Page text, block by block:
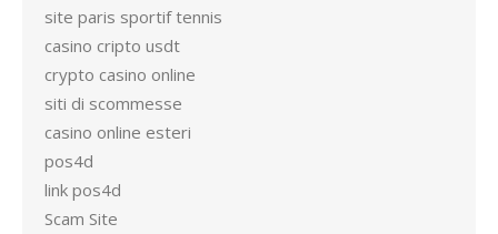
site paris sportif tennis
casino cripto usdt
crypto casino online
siti di scommesse
casino online esteri
pos4d
link pos4d
Scam Site